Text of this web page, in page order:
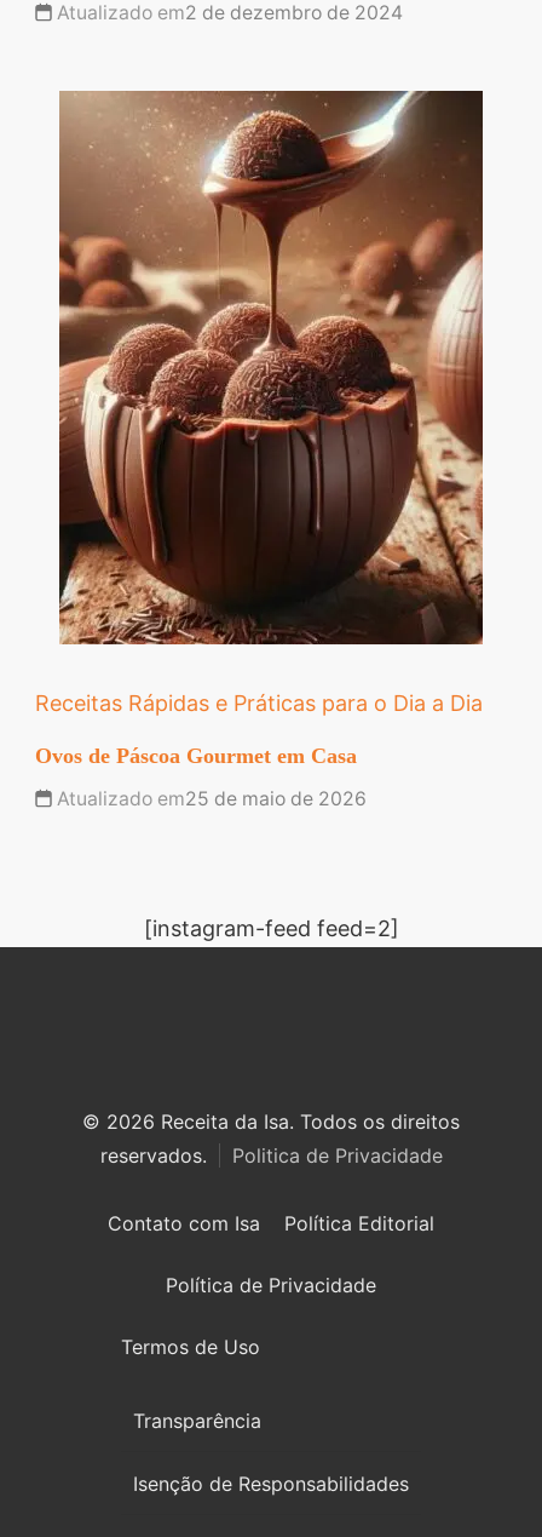
Atualizado em2 de dezembro de 2024
Receitas Rápidas e Práticas para o Dia a Dia
Ovos de Páscoa Gourmet em Casa
Atualizado em25 de maio de 2026
[instagram-feed feed=2]
© 2026 Receita da Isa. Todos os direitos
reservados.
Politica de Privacidade
Contato com Isa Política Editorial
Política de Privacidade
Termos de Uso
Transparência
Isenção de Responsabilidades